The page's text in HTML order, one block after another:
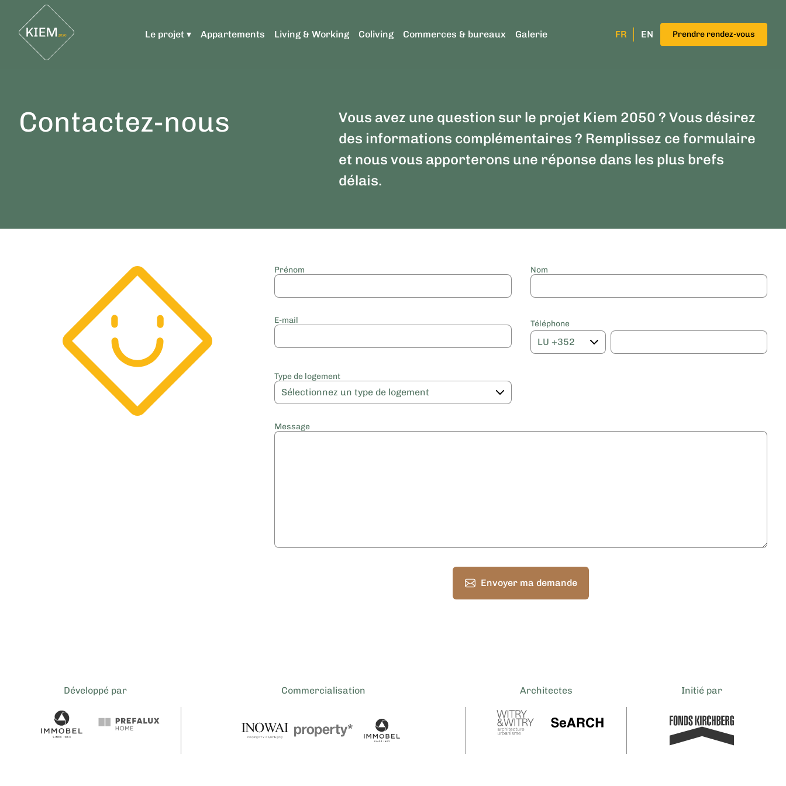
Le projet ▾ Appartements Living & Working Coliving Commerces & bureaux Galerie FR EN Prendre rendez-vous
Contactez-nous
Vous avez une question sur le projet Kiem 2050 ? Vous désirez
des informations complémentaires ? Remplissez ce formulaire
et nous vous apporterons une réponse dans les plus brefs
délais.
Prénom Nom
E-mail Téléphone
Type de logement
Message
Envoyer ma demande
Développé par Commercialisation Architectes Initié par